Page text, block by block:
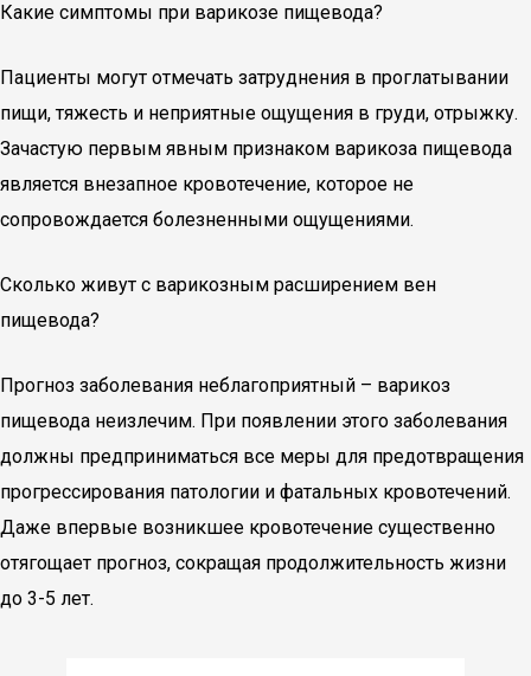
Какие симптомы при варикозе пищевода?
Пациенты могут отмечать затруднения в проглатывании
пищи, тяжесть и неприятные ощущения в груди, отрыжку.
Зачастую первым явным признаком варикоза пищевода
является внезапное кровотечение, которое не
сопровождается болезненными ощущениями.
Сколько живут с варикозным расширением вен
пищевода?
Прогноз заболевания неблагоприятный – варикоз
пищевода неизлечим. При появлении этого заболевания
должны предприниматься все меры для предотвращения
прогрессирования патологии и фатальных кровотечений.
Даже впервые возникшее кровотечение существенно
отягощает прогноз, сокращая продолжительность жизни
до 3-5 лет.